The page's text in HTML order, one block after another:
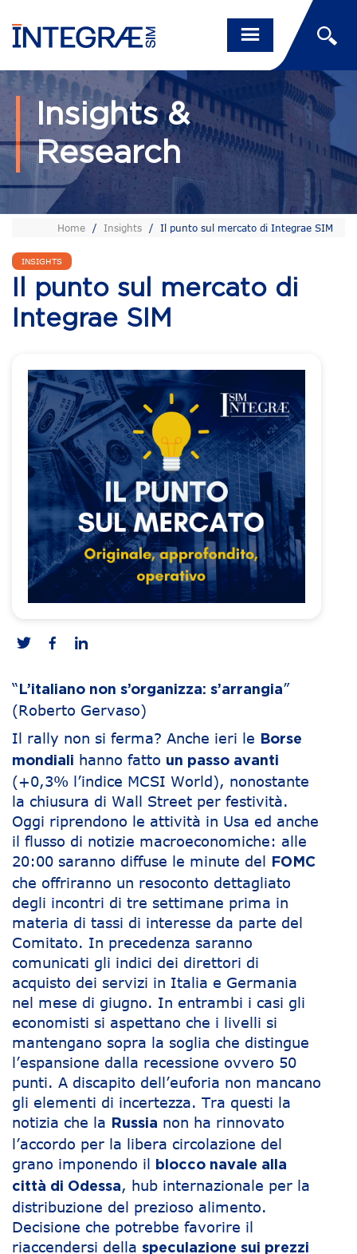
Insights &
Research
Home / Insights / Il punto sul mercato di Integrae SIM
INSIGHTS
Il punto sul mercato di
Integrae SIM
“ L’italiano non s’organizza: s’arrangia”
(Roberto Gervaso)
Il rally non si ferma? Anche ieri le
Borse
mondiali hanno fatto un passo avanti
(+0,3% l’indice MCSI World), nonostante
la chiusura di Wall Street per festività.
Oggi riprendono le attività in Usa ed anche
il flusso di notizie macroeconomiche: alle
20:00 saranno diffuse le minute del
FOMC
che offriranno un resoconto dettagliato
degli incontri di tre settimane prima in
materia di tassi di interesse da parte del
Comitato. In precedenza saranno
comunicati gli indici dei direttori di
acquisto dei servizi in Italia e Germania
nel mese di giugno. In entrambi i casi gli
economisti si aspettano che i livelli si
mantengano sopra la soglia che distingue
l’espansione dalla recessione ovvero 50
punti. A discapito dell’euforia non mancano
gli elementi di incertezza. Tra questi la
notizia che la
Russia non ha rinnovato
l’accordo per la libera circolazione del
grano imponendo il blocco navale alla
città di Odessa, hub internazionale per la
distribuzione del prezioso alimento.
Decisione che potrebbe favorire il
riaccendersi della speculazione sui prezzi